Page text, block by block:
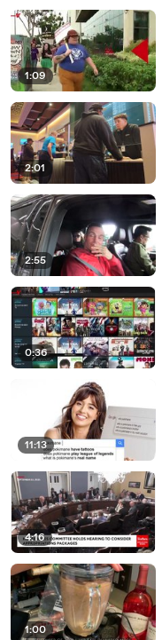
1:09
2:01
2:55
0:36
11:13
4:16
1:00